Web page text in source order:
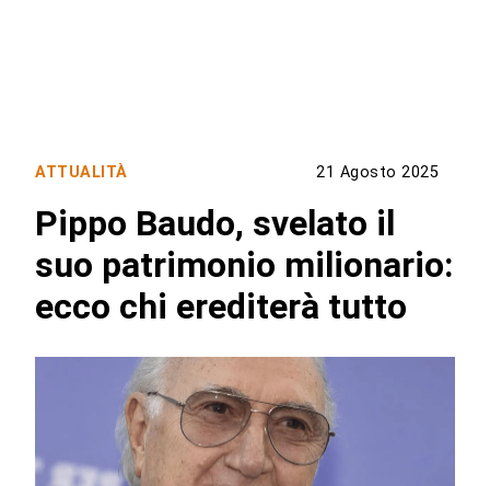
ATTUALITÀ 21 Agosto 2025
Pippo Baudo, svelato il
suo patrimonio milionario:
ecco chi erediterà tutto